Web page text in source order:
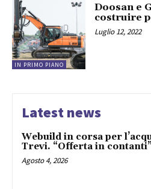
IN PRIMO PIANO
Doosan e
costruire
Luglio 12, 2022
Latest news
Webuild in corsa per
Trevi. “Offerta in contanti”
Agosto 4, 2026